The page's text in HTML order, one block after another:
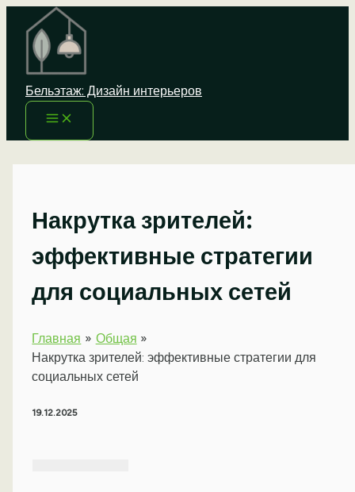
Перейти
содержимому
Бельэтаж: Дизайн интерьеров
Накрутка зрителей:
эффективные стратегии
для социальных сетей
Главная
Общая
Накрутка зрителей: эффективные стратегии для
социальных сетей
19.12.2025